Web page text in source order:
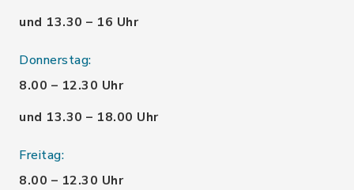
und 13.30 – 16 Uhr
Donnerstag:
8.00 – 12.30 Uhr
und 13.30 – 18.00 Uhr
Freitag:
8.00 – 12.30 Uhr